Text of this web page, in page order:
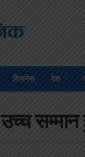
विजनेस देश